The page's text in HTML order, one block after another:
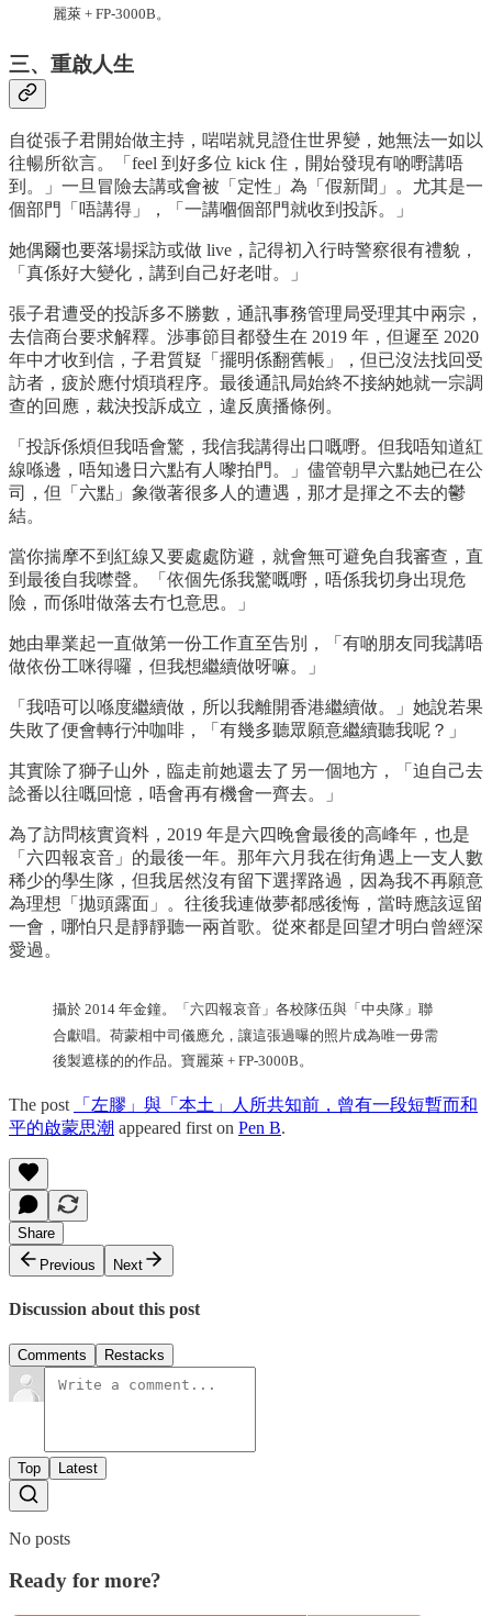
麗萊 + FP-3000B。
三、重啟人生
自從張子君開始做主持，啱啱就見證住世界變，她無法一如以
往暢所欲言。「feel 到好多位 kick 住，開始發現有啲嘢講唔
到。」一旦冒險去講或會被「定性」為「假新聞」。尤其是一
個部門「唔講得」，「一講嗰個部門就收到投訴。」
她偶爾也要落場採訪或做 live，記得初入行時警察很有禮貌，
「真係好大變化，講到自己好老咁。」
張子君遭受的投訴多不勝數，通訊事務管理局受理其中兩宗，
去信商台要求解釋。渉事節目都發生在 2019 年，但遲至 2020
年中才收到信，子君質疑「擺明係翻舊帳」，但已沒法找回受
訪者，疲於應付煩瑣程序。最後通訊局始終不接納她就一宗調
查的回應，裁決投訴成立，違反廣播條例。
「投訴係煩但我唔會驚，我信我講得出口嘅嘢。但我唔知道紅
線喺邊，唔知邊日六點有人嚟拍門。」儘管朝早六點她已在公
司，但「六點」象徵著很多人的遭遇，那才是揮之不去的鬱
結。
當你揣摩不到紅線又要處處防避，就會無可避免自我審查，直
到最後自我噤聲。「依個先係我驚嘅嘢，唔係我切身出現危
險，而係咁做落去冇乜意思。」
她由畢業起一直做第一份工作直至告別，「有啲朋友同我講唔
做依份工咪得囉，但我想繼續做呀嘛。」
「我唔可以喺度繼續做，所以我離開香港繼續做。」她說若果
失敗了便會轉行沖咖啡，「有幾多聽眾願意繼續聽我呢？」
其實除了獅子山外，臨走前她還去了另一個地方，「迫自己去
諗番以往嘅回憶，唔會再有機會一齊去。」
為了訪問核實資料，2019 年是六四晚會最後的高峰年，也是
「六四報哀音」的最後一年。那年六月我在街角遇上一支人數
稀少的學生隊，但我居然沒有留下選擇路過，因為我不再願意
為理想「拋頭露面」。往後我連做夢都感後悔，當時應該逗留
一會，哪怕只是靜靜聽一兩首歌。從來都是回望才明白曾經深
愛過。
攝於 2014 年金鐘。「六四報哀音」各校隊伍與「中央隊」聯
合獻唱。荷蒙相中司儀應允，讓這張過曝的照片成為唯一毋需
後製遮樣的的作品。寶麗萊 + FP-3000B。
The post
「左膠」與「本土」人所共知前，曾有一段短暫而和
平的啟蒙思潮 appeared first on Pen B.
Share
Previous
Next
Discussion about this post
Comments Restacks
Top Latest
No posts
Ready for more?